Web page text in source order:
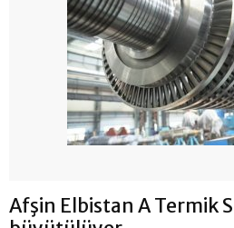
Afşin Elbistan A Termik